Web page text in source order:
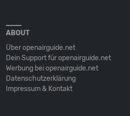
ABOUT
Über openairguide.net
Dein Support für openairguide.net
Werbung bei openairguide.net
Datenschutz­erklärung
Impressum & Kontakt